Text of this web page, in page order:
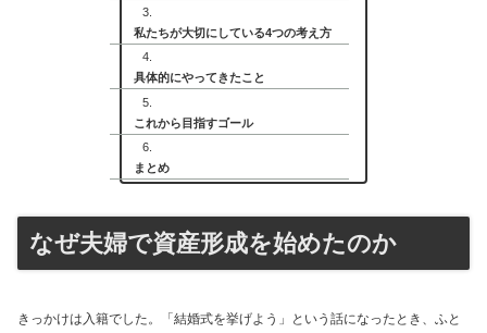
私たちが大切にしている4つの考え方
具体的にやってきたこと
これから目指すゴール
まとめ
なぜ夫婦で資産形成を始めたのか
きっかけは入籍でした。「結婚式を挙げよう」という話になったとき、ふと